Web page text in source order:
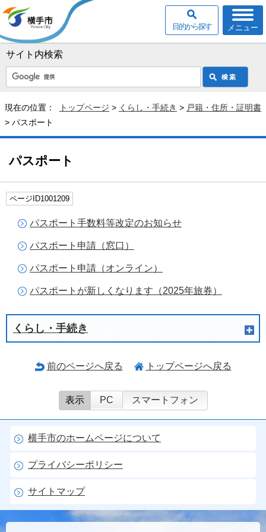
サイト内検索
メニュー
目的から探す
現在の位置： トップページ > くらし・手続き > 戸籍・住所・証明書
> パスポート
パスポート
ページID1001209
パスポート手数料等改定のお知らせ
パスポート申請（窓口）
パスポート申請（オンライン）
パスポートが新しくなります（2025年旅券）
くらし・手続き
前のページへ戻る トップページへ戻る
表示 PC スマートフォン
横手市のホームページについて
プライバシーポリシー
サイトマップ